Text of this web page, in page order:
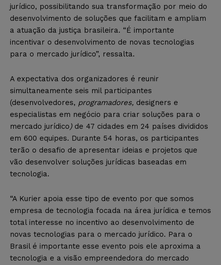
jurídico, possibilitando sua transformação por meio do
desenvolvimento de soluções que facilitam e ampliam
a atuação da justiça brasileira. “É importante
incentivar o desenvolvimento de novas tecnologias
para o mercado jurídico”, ressalta.
A expectativa dos organizadores é reunir
simultaneamente seis mil participantes
(desenvolvedores, programadores, designers e
especialistas em negócio para criar soluções para o
mercado jurídico) de 47 cidades em 24 países divididos
em 600 equipes. Durante 54 horas, os participantes
terão o desafio de apresentar ideias e projetos que
vão desenvolver soluções jurídicas baseadas em
tecnologia.
“A Kurier apoia esse tipo de evento por que somos
empresa de tecnologia focada na área jurídica e temos
total interesse no incentivo ao desenvolvimento de
novas tecnologias para o mercado jurídico. Para o
Brasil é importante esse evento pois ele aproxima a
tecnologia e a visão empreendedora do mercado